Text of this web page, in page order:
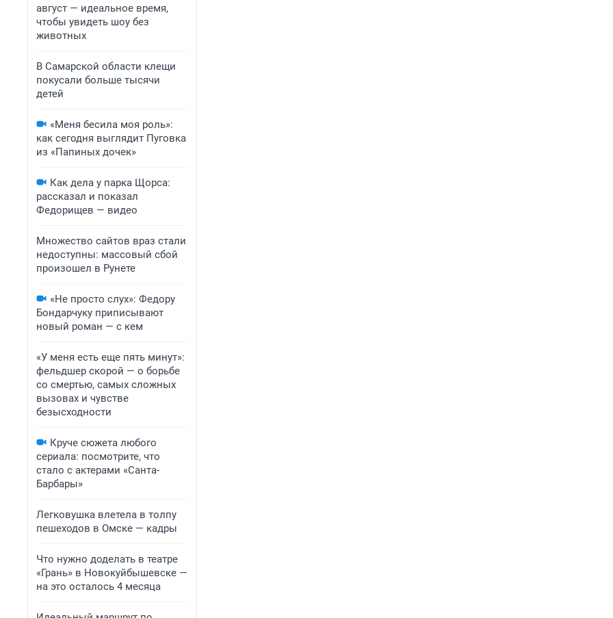
август — идеальное время,
чтобы увидеть шоу без
животных
В Самарской области клещи
покусали больше тысячи
детей
«Меня бесила моя роль»:
как сегодня выглядит Пуговка
из «Папиных дочек»
Как дела у парка Щорса:
рассказал и показал
Федорищев — видео
Множество сайтов враз стали
недоступны: массовый сбой
произошел в Рунете
«Не просто слух»: Федору
Бондарчуку приписывают
новый роман — с кем
«У меня есть еще пять минут»:
фельдшер скорой — о борьбе
со смертью, самых сложных
вызовах и чувстве
безысходности
Круче сюжета любого
сериала: посмотрите, что
стало с актерами «Санта-
Барбары»
Легковушка влетела в толпу
пешеходов в Омске — кадры
Что нужно доделать в театре
«Грань» в Новокуйбышевске —
на это осталось 4 месяца